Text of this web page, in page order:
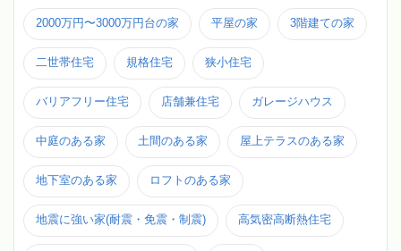
2000万円〜3000万円台の家 平屋の家 3階建ての家
二世帯住宅 規格住宅 狭小住宅
バリアフリー住宅 店舗兼住宅 ガレージハウス
中庭のある家 土間のある家 屋上テラスのある家
地下室のある家 ロフトのある家
地震に強い家(耐震・免震・制震) 高気密高断熱住宅